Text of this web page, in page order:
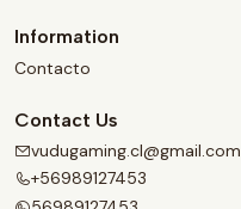
Information
Contacto
Contact Us
vudugaming.cl@gmail.com
+56989127453